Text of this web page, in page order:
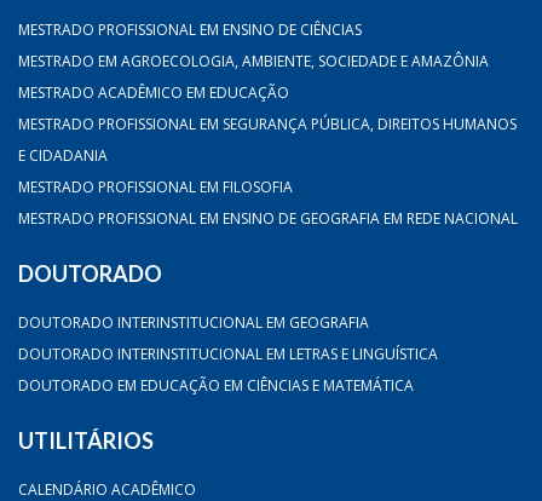
MESTRADO PROFISSIONAL EM ENSINO DE CIÊNCIAS
MESTRADO EM AGROECOLOGIA, AMBIENTE, SOCIEDADE E AMAZÔNIA
MESTRADO ACADÊMICO EM EDUCAÇÃO
MESTRADO PROFISSIONAL EM SEGURANÇA PÚBLICA, DIREITOS HUMANOS
E CIDADANIA
MESTRADO PROFISSIONAL EM FILOSOFIA
MESTRADO PROFISSIONAL EM ENSINO DE GEOGRAFIA EM REDE NACIONAL
DOUTORADO
DOUTORADO INTERINSTITUCIONAL EM GEOGRAFIA
DOUTORADO INTERINSTITUCIONAL EM LETRAS E LINGUÍSTICA
DOUTORADO EM EDUCAÇÃO EM CIÊNCIAS E MATEMÁTICA
UTILITÁRIOS
CALENDÁRIO ACADÊMICO